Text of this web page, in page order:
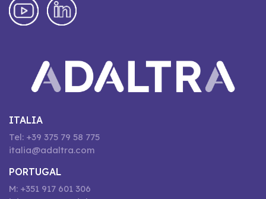
ITALIA
Tel: +39 375 79 58 775
italia@adaltra.com
PORTUGAL
M: +351 917 601 306